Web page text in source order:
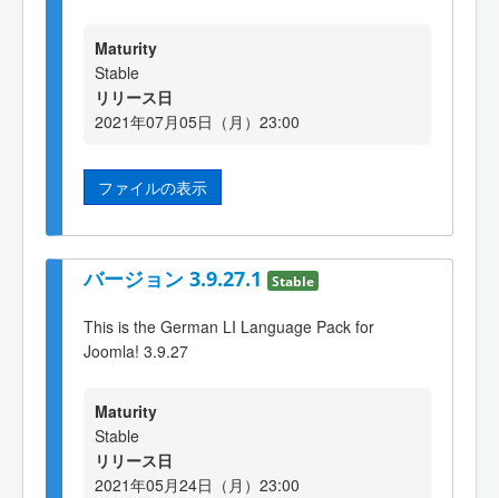
Maturity
Stable
リリース日
2021年07月05日（月）23:00
ファイルの表示
バージョン 3.9.27.1 Stable
This is the German LI Language Pack for
Joomla! 3.9.27
Maturity
Stable
リリース日
2021年05月24日（月）23:00